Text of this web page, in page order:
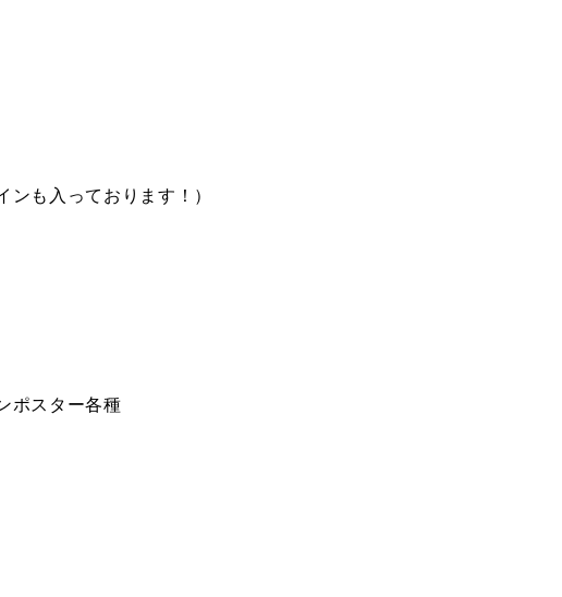
も入っております！）
ポスター各種